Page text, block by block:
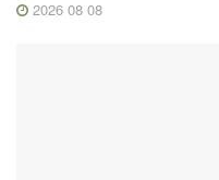
2026 08 08